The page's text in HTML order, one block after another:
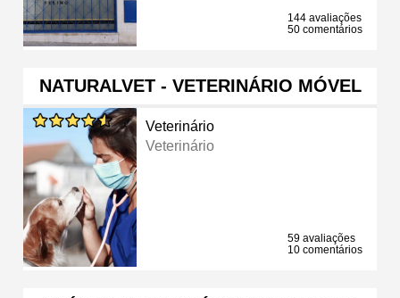
144 avaliações
50 comentários
NATURALVET - VETERINÁRIO MÓVEL
Veterinário
Veterinário
59 avaliações
10 comentários